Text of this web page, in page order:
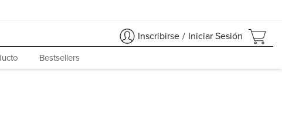
Inscribirse / Iniciar Sesión
Bestsellers